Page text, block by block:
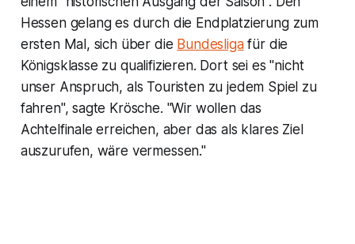
Hessen gelang es durch die Endplatzierung zum
ersten Mal, sich über die Bundesligafür die
Königsklasse zu qualifizieren. Dort sei es "nicht
unser Anspruch, als Touristen zu jedem Spiel zu
fahren", sagte Krösche. "Wir wollen das
Achtelfinale erreichen, aber das als klares Ziel
auszurufen, wäre vermessen."